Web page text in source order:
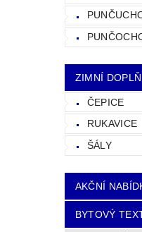
ZIMNÍ
ČEPICE
RUKAVICE
ŠÁLY
AKČNÍ
BYTOVÝ